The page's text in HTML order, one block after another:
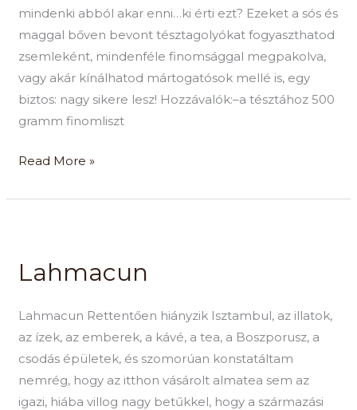
mindenki abból akar enni…ki érti ezt? Ezeket a sós és
maggal bőven bevont tésztagolyókat fogyaszthatod
zsemleként, mindenféle finomsággal megpakolva,
vagy akár kínálhatod mártogatósok mellé is, egy
biztos: nagy sikere lesz! Hozzávalók:–a tésztához 500
gramm finomliszt
Read More »
Lahmacun
Lahmacun Rettentően hiányzik Isztambul, az illatok,
az ízek, az emberek, a kávé, a tea, a Boszporusz, a
csodás épületek, és szomorúan konstatáltam
nemrég, hogy az itthon vásárolt almatea sem az
igazi, hiába villog nagy betűkkel, hogy a származási